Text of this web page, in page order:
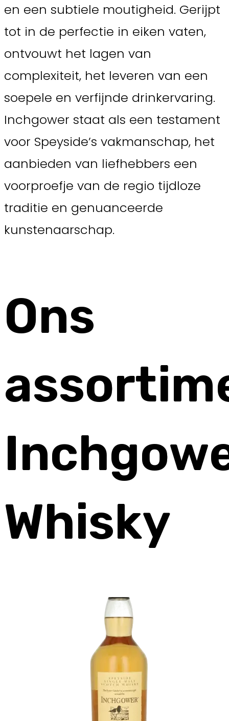
en een subtiele moutigheid. Gerijpt
tot in de perfectie in eiken vaten,
ontvouwt het lagen van
complexiteit, het leveren van een
soepele en verfijnde drinkervaring.
Inchgower staat als een testament
voor Speyside’s vakmanschap, het
aanbieden van liefhebbers een
voorproefje van de regio tijdloze
traditie en genuanceerde
kunstenaarschap.
Ons
Whisky